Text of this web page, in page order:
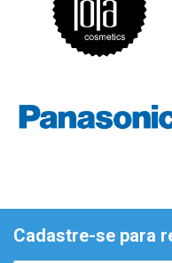
Cadastre-se para